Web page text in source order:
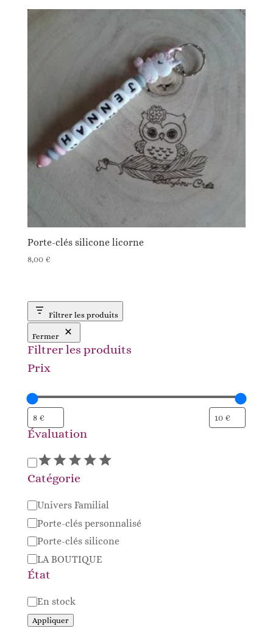
Porte-clés silicone licorne
8,00 €
Filtrer les produits
Fermer
Filtrer les produits
Prix
Évaluation
Évaluation
Catégorie
Catégorie
Univers Familial
Porte-clés personnalisé
Porte-clés silicone
LA BOUTIQUE
État
Disponibilité
En stock
Appliquer